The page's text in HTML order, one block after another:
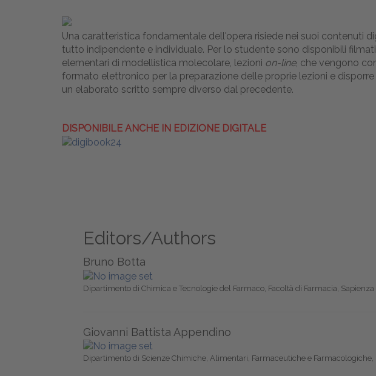
Una caratteristica fondamentale dell'opera risiede nei suoi contenuti
tutto indipendente e individuale. Per lo studente sono disponibili
elementari di modellistica molecolare, lezioni on-line, che vengono
formato elettronico per la preparazione delle proprie lezioni e
un elaborato scritto sempre diverso dal precedente.
DISPONIBILE ANCHE IN EDIZIONE DIGITALE
Editors/Authors
Bruno Botta
Dipartimento di Chimica e Tecnologie del Farmaco, Facoltà di Farmacia,
Giovanni Battista Appendino
Dipartimento di Scienze Chimiche, Alimentari, Farmaceutiche e